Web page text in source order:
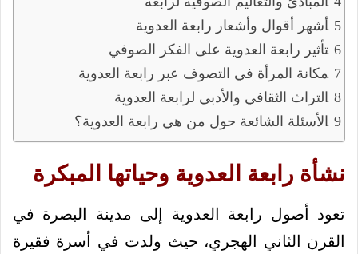
أشهر أقوال وأشعار رابعة العدوية
تأثير رابعة العدوية على الفكر الصوفي
مكانة المرأة في التصوف عبر رابعة العدوية
التراث الثقافي والأدبي لرابعة العدوية
الأسئلة الشائعة حول من هي رابعة العدوية؟
نشأة رابعة العدوية وحياتها المبكرة
تعود أصول رابعة العدوية إلى مدينة البصرة في
القرن الثاني الهجري، حيث ولدت في أسرة فقيرة